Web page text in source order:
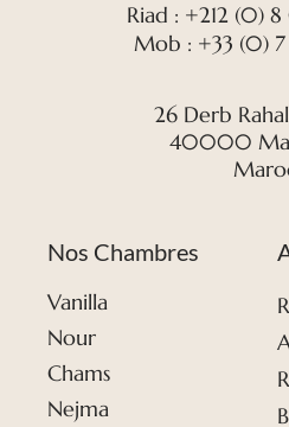
Riad : +212 (0)
Mob : +33 (0) 7
26 Derb
40000
Nos Chambres
Vanilla
Nour
Chams
Nejma